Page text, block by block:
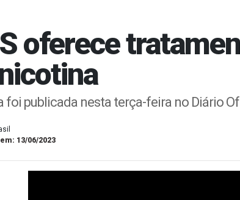
oferece
foi publicada nesta terça-feira no Diário
13/06/2023